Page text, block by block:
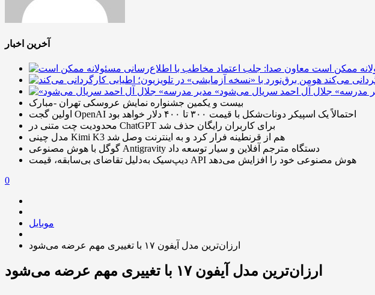
آخرین اخبار
ممکن است
می‌کند
مدرسه» جلال آل احمد سریال می‌شود
بیست و یکمین جشنواره نمایش عروسکی تهران -مبارک
اولین گجت OpenAI احتمالاً یک اسپیکر دونات‌شکل با قیمت ۳۰۰ تا ۴۰۰ دلار خواهد بود
محدودیت چت متنی در ChatGPT برای کاربران رایگان حذف شد
مدل چینی Kimi K3 هم از قرنطینه فرار کرد و به اینترنت وصل شد
گوگل با هوش مصنوعی Antigravity دستگاه مترجم آفلاین و سیار توسعه داد
دیپ‌سیک به‌دلیل تقاضای بی‌سابقه، قیمت API هوش مصنوعی خود را افزایش می‌دهد
0
موبایل
ارزان‌ترین مدل آیفون ۱۷ با تغییری مهم عرضه می‌شود
ارزان‌ترین مدل آیفون ۱۷ با تغییری مهم عرضه می‌شود